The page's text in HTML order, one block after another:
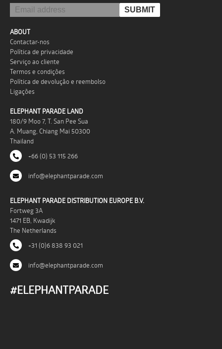
ABOUT
Contactar-nos
Política de privacidade
Serviço ao cliente
Termos e condições
Política de devolução e reembolso
Ligações
ELEPHANT PARADE LAND
180/9 Moo 7, T. San Pee Sua
A. Muang, Chiang Mai 50300
Thailand
+66 (0) 53 115 266
info@elephantparade.com
ELEPHANT PARADE DISTRIBUTION EUROPE B.V.
Fortweg 3A
1471 EB, Kwadijk
The Netherlands
+31 (0)6 838 93 021
info@elephantparade.com
#ELEPHANTPARADE